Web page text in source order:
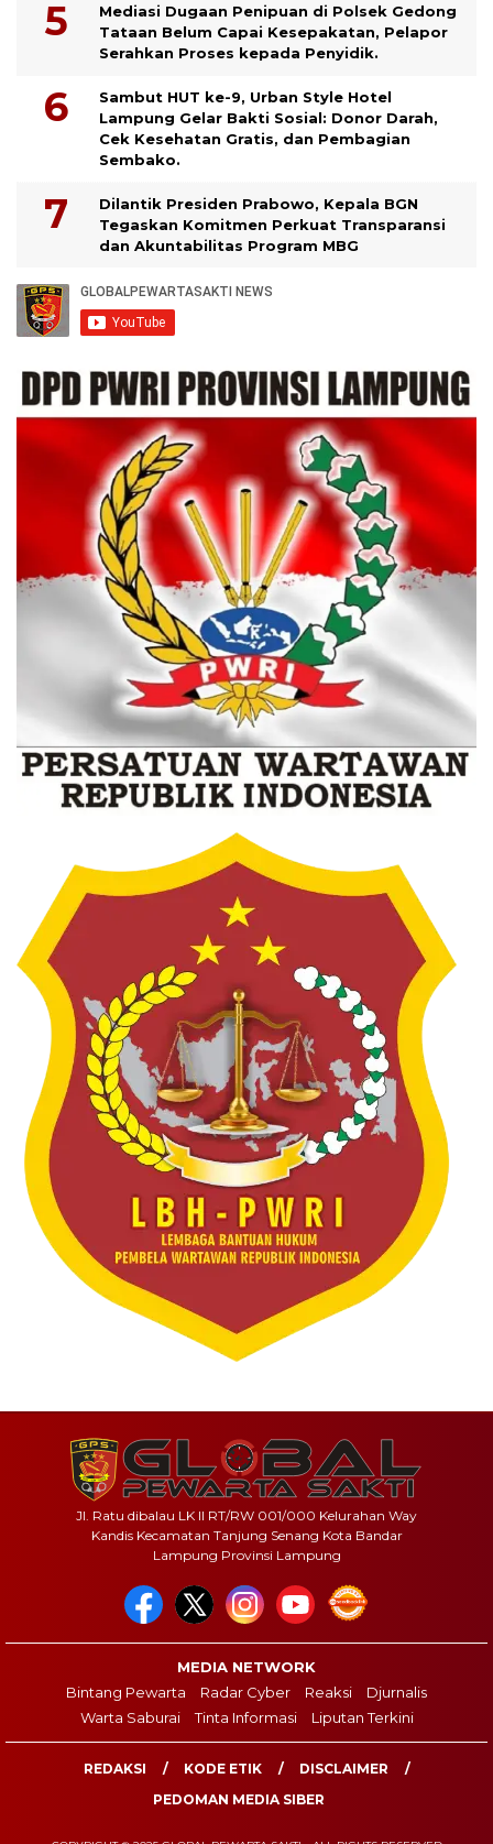
Mediasi Dugaan Penipuan di Polsek Gedong
Tataan Belum Capai Kesepakatan, Pelapor
Serahkan Proses kepada Penyidik.
Sambut HUT ke-9, Urban Style Hotel
Lampung Gelar Bakti Sosial: Donor Darah,
Cek Kesehatan Gratis, dan Pembagian
Sembako.
Dilantik Presiden Prabowo, Kepala BGN
Tegaskan Komitmen Perkuat Transparansi
dan Akuntabilitas Program MBG
Jl. Ratu dibalau LK II RT/RW 001/000 Kelurahan Way
Kandis Kecamatan Tanjung Senang Kota Bandar
Lampung Provinsi Lampung
MEDIA NETWORK
Bintang Pewarta
Radar Cyber Reaksi
Djurnalis
Warta Saburai
Tinta Informasi Liputan Terkini
REDAKSI KODE ETIK
DISCLAIMER
PEDOMAN MEDIA SIBER